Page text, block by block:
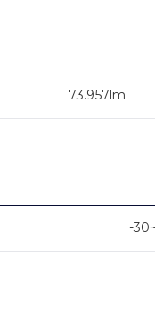
73.957lm
-